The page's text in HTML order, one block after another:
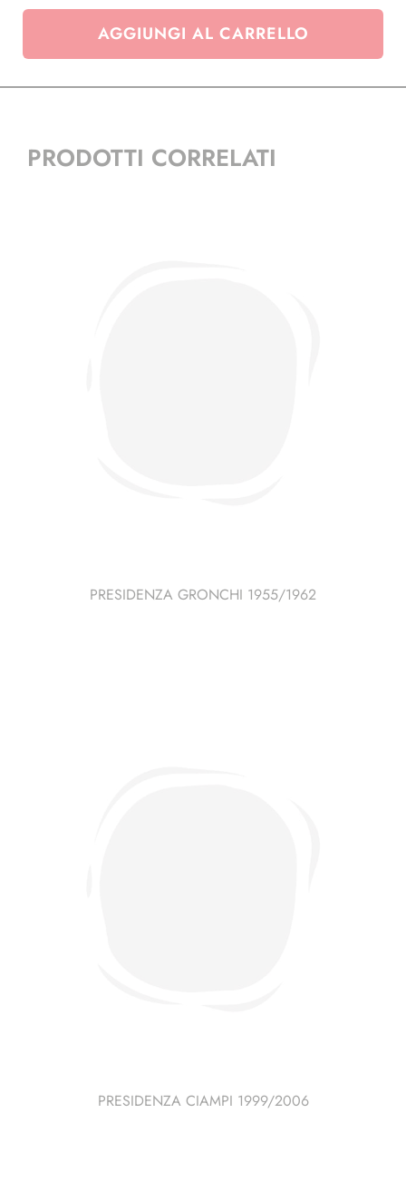
PAGINE
)
AGGIUNGI AL CARRELLO
PRODOTTI CORRELATI
PRESIDENZA GRONCHI 1955/1962
PRESIDENZA CIAMPI 1999/2006